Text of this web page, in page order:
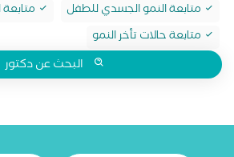
متابعة النمو الجسدي للطفل
متابعة حالات تأخر النمو
البحث عن دكتور